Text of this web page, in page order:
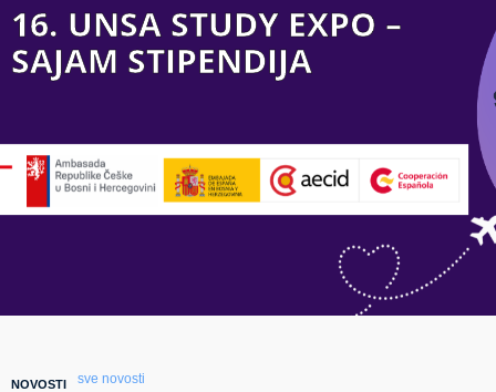
16. UNSA STUDY EXPO –
SAJAM STIPENDIJA
NOVOSTI sve novosti